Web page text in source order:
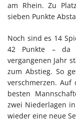
am Rhein. Zu
sieben Punkte
Noch sind es 14
42 Punkte – da
vergangenen Jahr
zum Abstieg. So
verschmerzen.
besten
zwei Niederlagen
wieder eine neue